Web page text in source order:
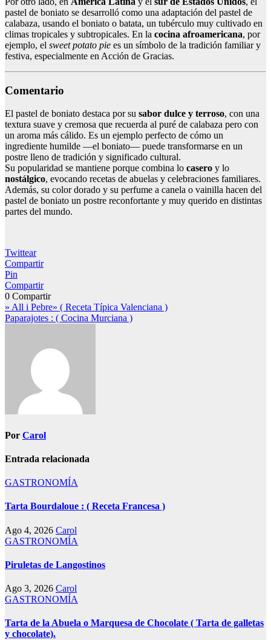
pastel de boniato se desarrolló como una adaptación del pastel de
calabaza, usando el boniato o batata, un tubérculo muy cultivado en
climas tropicales y subtropicales. En la cocina afroamericana, por
ejemplo, el sweet potato pie es un símbolo de la tradición familiar y
festiva, especialmente en Acción de Gracias.
Comentario
El pastel de boniato destaca por su sabor dulce y terroso, con una
textura suave y cremosa que recuerda al puré de calabaza pero con
un aroma más cálido. Es un ejemplo perfecto de cómo un
ingrediente humilde —el boniato— puede transformarse en un
postre lleno de tradición y significado cultural.
Su popularidad se mantiene porque combina lo casero y lo
nostálgico, evocando recetas de abuelas y celebraciones familiares.
Además, su color dorado y su perfume a canela o vainilla hacen del
pastel de boniato un postre reconfortante y muy querido en distintas
partes del mundo.
Twittear
Compartir
Pin
Compartir
0 Compartir
Navegación
de
» All i Pebre» ( Receta Típica Valenciana )
Paparajotes : ( Cocina Murciana )
Por Carol
Entrada relacionada
GASTRONOMÍA
Tarta Bourdaloue : ( Receta Francesa )
Ago 4, 2026 Carol
GASTRONOMÍA
Piruletas de Langostinos
Ago 3, 2026 Carol
GASTRONOMÍA
Tarta de la Abuela o Marquesa de Chocolate ( Tarta de galletas
y chocolate).